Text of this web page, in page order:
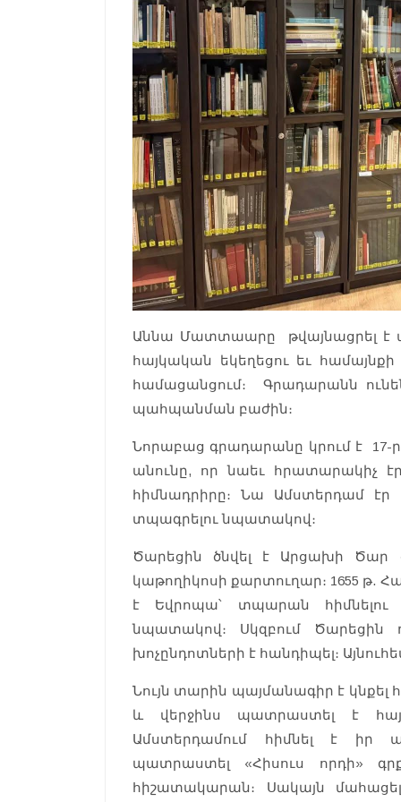
Աննա Մատտաարը թվայնացրել է
հայկական եկեղեցու եւ
համացանցում։ Գրադարանն
պահպանման բաժին։
Նորաբաց գրադարանը կրում է
անունը, որ նաեւ հրատարակիչ
հիմնադրիրը։ Նա Ամստերդամ էր
տպագրելու նպատակով։
Ծարեցին ծնվել է Արցախի Ծար
կաթողիկոսի քարտուղար։ 1655 թ.
է Եվրոպա՝ տպարան հիմնելու
նպատակով։ Սկզբում Ծարեցին
խոչընդոտների է հանդիպել։
Նույն տարին պայմանագիր է
և վերջինս պատրաստել է
Ամստերդամում հիմնել է իր
պատրաստել «Հիսուս որդի»
հիշատակարան։ Սակայն